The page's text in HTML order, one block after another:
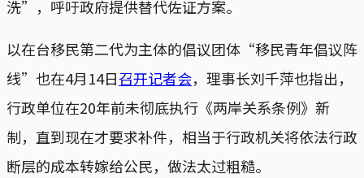
洗”，呼吁政府提供替代佐证方案。
以在台移民第二代为主体的倡议团体“移民青年倡议阵
线”也在4月14日召开记者会，理事长刘千萍也指出，
行政单位在20年前未彻底执行《两岸关系条例》新
制，直到现在才要求补件，相当于行政机关将依法行政
断层的成本转嫁给公民，做法太过粗糙。